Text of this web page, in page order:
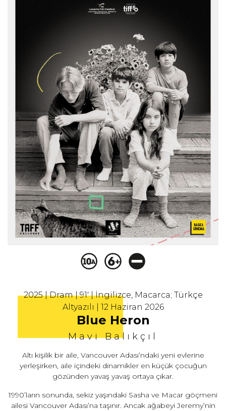
2025 | Dram | 91' | İngilizce, Macarca; Türkçe
Altyazılı | 12 Haziran 2026
Blue Heron
Mavi Balıkçıl
Altı kişilik bir aile, Vancouver Adası’ndaki yeni evlerine
yerleşirken, aile içindeki dinamikler en küçük çocuğun
gözünden yavaş yavaş ortaya çıkar.
1990’ların sonunda, sekiz yaşındaki Sasha ve Macar göçmeni
ailesi Vancouver Adası’na taşınır. Ancak ağabeyi Jeremy’nin